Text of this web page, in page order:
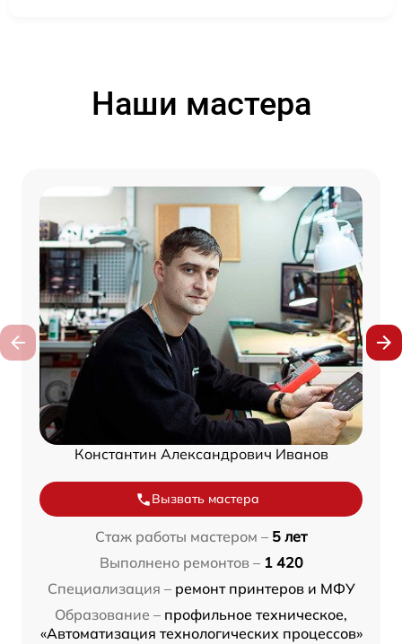
Наши мастера
Константин Александрович Иванов
Вызвать мастера
Стаж работы мастером – 5 лет
Выполнено ремонтов – 1 420
Специализация – ремонт принтеров и МФУ
Образование – профильное техническое,
«Автоматизация технологических процессов»